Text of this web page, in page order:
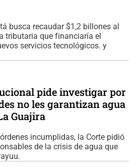
busca recaudar $1,2 billones al
tributaria que financiaría el
servicios tecnológicos. y
pide investigar por
no les garantizan agua
Guajira
incumplidas, la Corte pidió
de la crisis de agua que